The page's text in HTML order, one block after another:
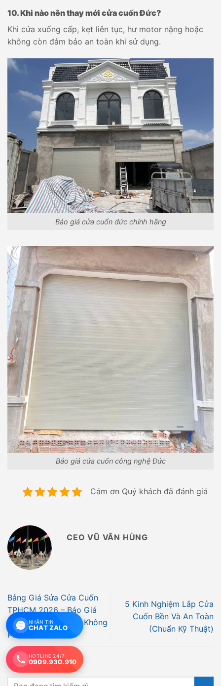
10. Khi nào nên thay mới cửa cuốn Đức?
Khi cửa xuống cấp, kẹt liên tục, hư motor nặng hoặc
không còn đảm bảo an toàn khi sử dụng.
Báo giá cửa cuốn đức chính hãng
Báo giá cửa cuốn công nghệ Đức
Cảm ơn Quý khách đã đánh giá
CEO VŨ VĂN HÙNG
Bảng Giá Sửa Cửa Cuốn
TPHCM 2026 – Báo Giá
Chi Tiết, Minh Bạch, Không
Phát Sinh
5 Kinh Nghiệm Lắp Cửa
Cuốn Bền Và An Toàn
(Chuẩn Kỹ Thuật)
NHẮN TIN
CHAT ZALO
HOTLINE 24/7
0909.930.910